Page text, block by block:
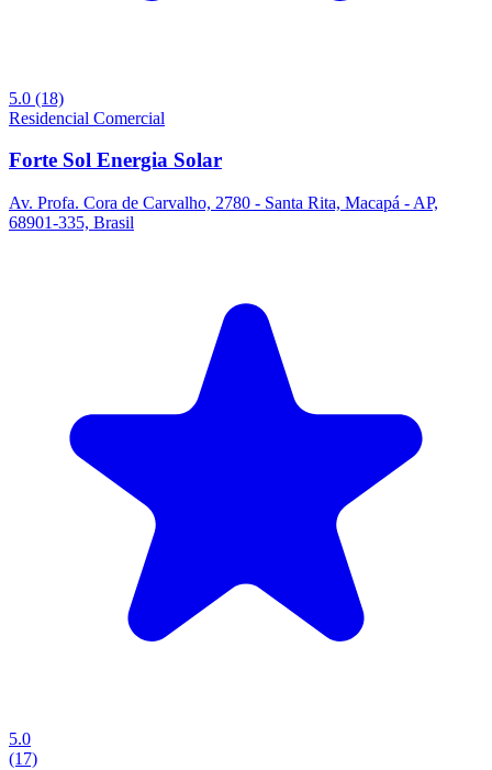
5.0 (18)
Residencial Comercial
Forte Sol Energia Solar
Av. Profa. Cora de Carvalho, 2780 - Santa Rita, Macapá - AP,
68901-335, Brasil
5.0
(17)